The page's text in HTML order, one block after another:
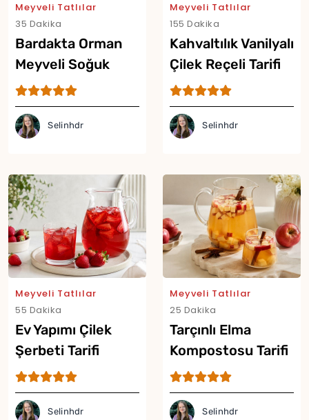
Meyveli Tatlılar
35 Dakika
Bardakta Orman
Meyveli Soğuk
Cheesecake Tarifi
Selinhdr
Meyveli Tatlılar
155 Dakika
Kahvaltılık Vanilyalı
Çilek Reçeli Tarifi
Selinhdr
Meyveli Tatlılar
55 Dakika
Ev Yapımı Çilek
Şerbeti Tarifi
Selinhdr
Meyveli Tatlılar
25 Dakika
Tarçınlı Elma
Kompostosu Tarifi
Selinhdr